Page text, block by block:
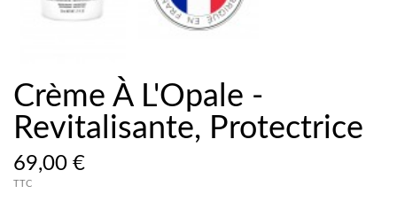
Crème À L'Opale -
Revitalisante, Protectrice
69,00 €
TTC